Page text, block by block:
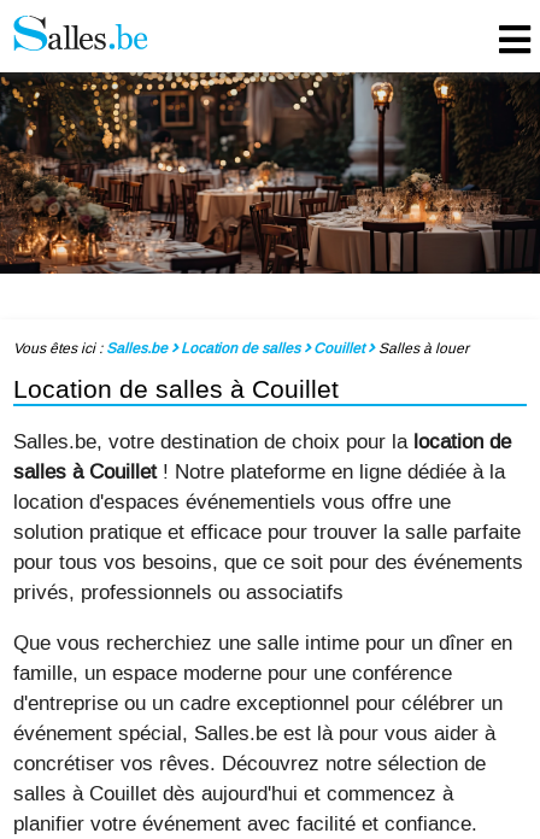
Vous êtes ici : Salles.be Location de salles Couillet Salles à louer
Location de salles à Couillet
Salles.be, votre destination de choix pour la location de
salles à Couillet! Notre plateforme en ligne dédiée à la
location d'espaces événementiels vous offre une
solution pratique et efficace pour trouver la salle parfaite
pour tous vos besoins, que ce soit pour des événements
privés, professionnels ou associatifs
Que vous recherchiez une salle intime pour un dîner en
famille, un espace moderne pour une conférence
d'entreprise ou un cadre exceptionnel pour célébrer un
événement spécial, Salles.be est là pour vous aider à
concrétiser vos rêves. Découvrez notre sélection de
salles à Couillet dès aujourd'hui et commencez à
planifier votre événement avec facilité et confiance.